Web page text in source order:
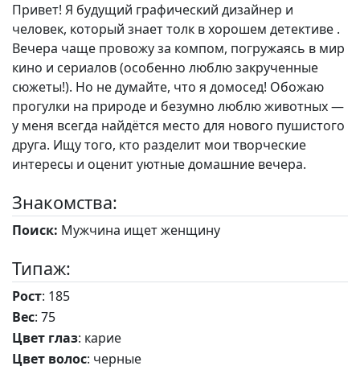
Привет! Я будущий графический дизайнер и
человек, который знает толк в хорошем детективе .
Вечера чаще провожу за компом, погружаясь в мир
кино и сериалов (особенно люблю закрученные
сюжеты!). Но не думайте, что я домосед! Обожаю
прогулки на природе и безумно люблю животных —
у меня всегда найдётся место для нового пушистого
друга. Ищу того, кто разделит мои творческие
интересы и оценит уютные домашние вечера.
Знакомства:
Поиск: Мужчина ищет женщину
Типаж:
Рост: 185
Вес: 75
Цвет глаз: карие
Цвет волос: черные